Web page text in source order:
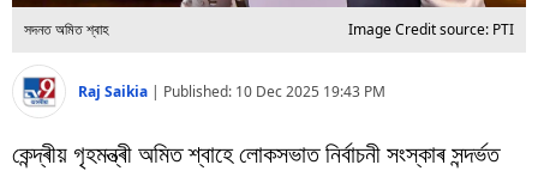
সদনত অমিত শ্বাহ Image Credit source: PTI
Raj Saikia | Published: 10 Dec 2025 19:43 PM
কেন্দ্ৰীয় গৃহমন্ত্ৰী অমিত শ্বাহে লোকসভাত নিৰ্বাচনী সংস্কাৰ সন্দৰ্ভত